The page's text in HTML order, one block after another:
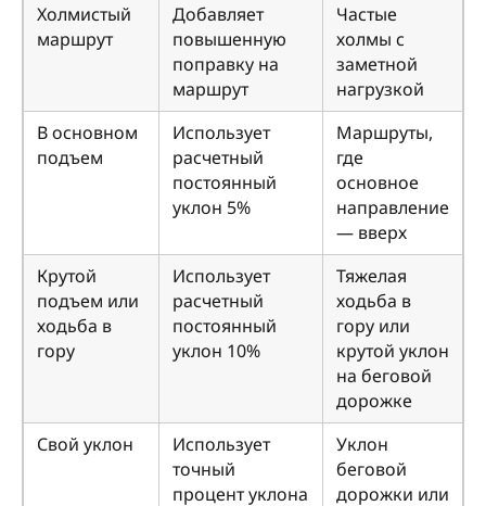
Холмистый
маршрут
Добавляет
повышенную
поправку на
маршрут
Частые
холмы с
заметной
нагрузкой
В основном
подъем
Использует
расчетный
постоянный
уклон 5%
Маршруты,
где
основное
направление
— вверх
Крутой
подъем или
ходьба в
гору
Использует
расчетный
постоянный
уклон 10%
Тяжелая
ходьба в
гору или
крутой уклон
на беговой
дорожке
Свой уклон
Использует
точный
процент уклона
Уклон
беговой
дорожки или